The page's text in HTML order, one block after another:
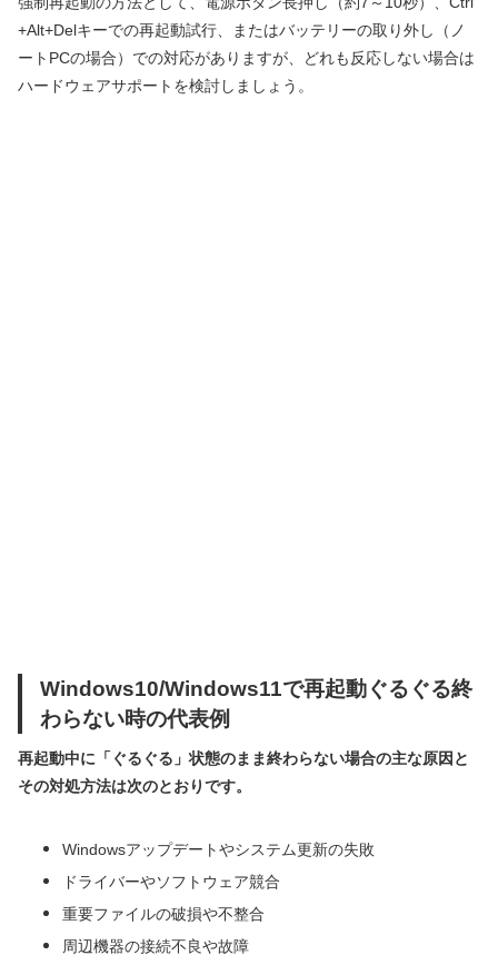
+Alt+Delキーでの再起動試行、またはバッテリーの取り外し（ノ
ートPCの場合）での対応がありますが、どれも反応しない場合は
ハードウェアサポートを検討しましょう。
Windows10/Windows11で再起動ぐるぐる終
わらない時の代表例
再起動中に「ぐるぐる」状態のまま終わらない場合の主な原因と
その対処方法は次のとおりです。
Windowsアップデートやシステム更新の失敗
ドライバーやソフトウェア競合
重要ファイルの破損や不整合
周辺機器の接続不良や故障